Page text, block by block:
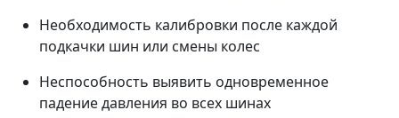
Необходимость калибровки после каждой
подкачки шин или смены колес
Неспособность выявить одновременное
падение давления во всех шинах